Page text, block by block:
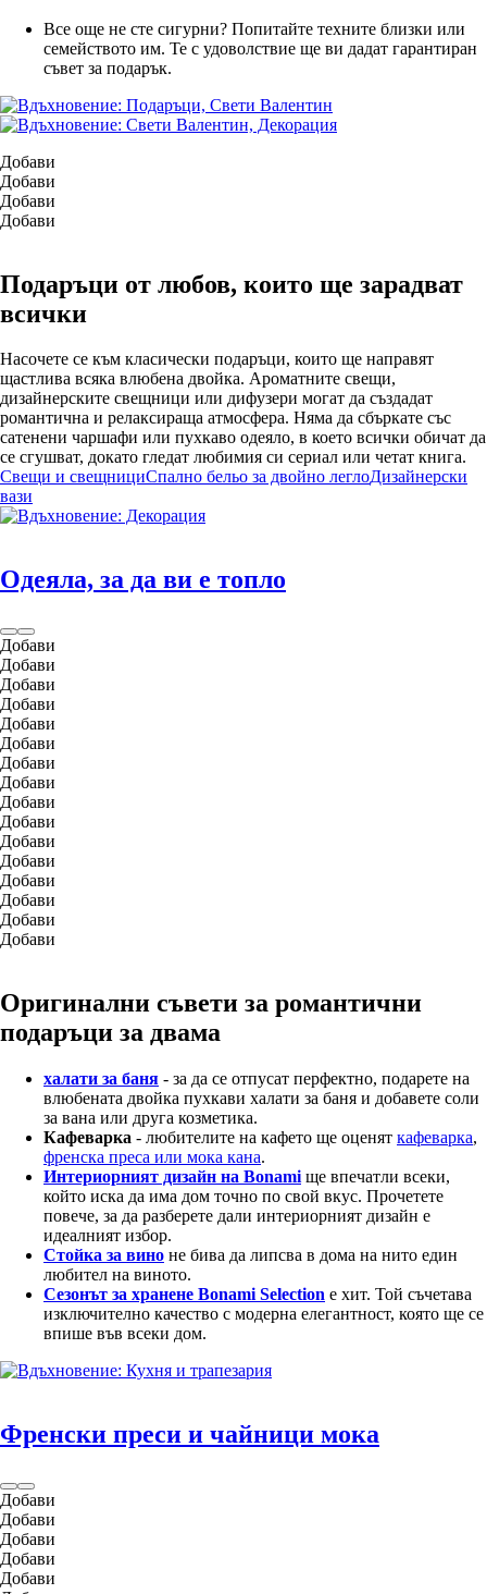
Все още не сте сигурни? Попитайте техните близки или
семейството им. Те с удоволствие ще ви дадат гарантиран
съвет за подарък.
Добави
Добави
Добави
Добави
Подаръци от любов, които ще зарадват
всички
Насочете се към класически подаръци, които ще направят
щастлива всяка влюбена двойка. Ароматните свещи,
дизайнерските свещници или дифузери могат да създадат
романтична и релаксираща атмосфера. Няма да сбъркате със
сатенени чаршафи или пухкаво одеяло, в което всички обичат да
се сгушват, докато гледат любимия си сериал или четат книга.
Свещи и свещнициСпално бельо за двойно леглоДизайнерски
вази
Одеяла, за да ви е топло
Добави
Добави
Добави
Добави
Добави
Добави
Добави
Добави
Добави
Добави
Добави
Добави
Добави
Добави
Добави
Добави
Оригинални съвети за романтични
подаръци за двама
халати за баня - за да се отпусат перфектно, подарете на
влюбената двойка пухкави халати за баня и добавете соли
за вана или друга козметика.
Кафеварка - любителите на кафето ще оценят кафеварка,
френска преса или мока кана.
Интериорният дизайн на Bonami ще впечатли всеки,
който иска да има дом точно по свой вкус. Прочетете
повече, за да разберете дали интериорният дизайн е
идеалният избор.
Стойка за вино не бива да липсва в дома на нито един
любител на виното.
Сезонът за хранене Bonami Selection е хит. Той съчетава
изключително качество с модерна елегантност, която ще се
впише във всеки дом.
Френски преси и чайници мока
Добави
Добави
Добави
Добави
Добави